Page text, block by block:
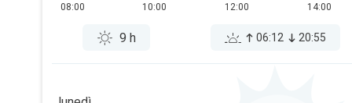
08:00
10:00
12:00 14:00
9 h 06:12 20:55